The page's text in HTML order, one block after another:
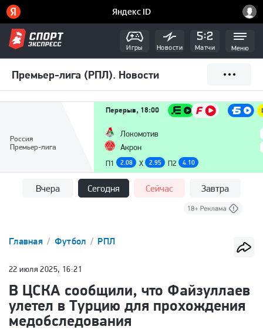
Игры Новости Матчи Меню
Премьер-лига (РПЛ). Новости
Россия
Премьер-лига
Перерыв, 18:00
Локомотив
Акрон
П1 2.08 X 2.95 П2 4.10
Вчера Сегодня Сейчас Завтра
Главная Футбол РПЛ
22 июля 2025, 16:21
В ЦСКА сообщили, что Файзуллаев
улетел в Турцию для прохождения
медобследования